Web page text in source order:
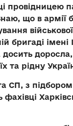
провідницею
що в армії
бригаді
та рідну
СП, з